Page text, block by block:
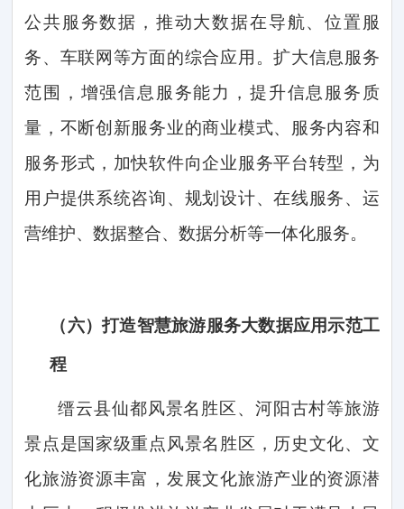
公共服务数据，推动大数据在导航、位置服
务、车联网等方面的综合应用。扩大信息服务
范围，增强信息服务能力，提升信息服务质
量，不断创新服务业的商业模式、服务内容和
服务形式，加快软件向企业服务平台转型，为
用户提供系统咨询、规划设计、在线服务、运
营维护、数据整合、数据分析等一体化服务。
（六）打造智慧旅游服务大数据应用示范工
程
缙云县仙都风景名胜区、河阳古村等旅游
景点是国家级重点风景名胜区，历史文化、文
化旅游资源丰富，发展文化旅游产业的资源潜